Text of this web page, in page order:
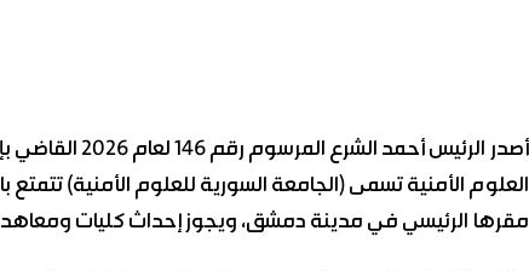
أصدر الرئيس
العلوم الأمنية تسمى (الجامعة السورية للعلوم الأمنية) تتمتع
مقرها الرئيسي في مدينة دمشق، ويجوز إحداث كليات